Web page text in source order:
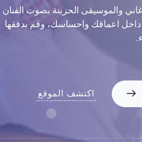
والموسيقى الحزينة بصوت الفنان
اعماقك واحساسك، وقم بدفقها
اكتشف الموقع